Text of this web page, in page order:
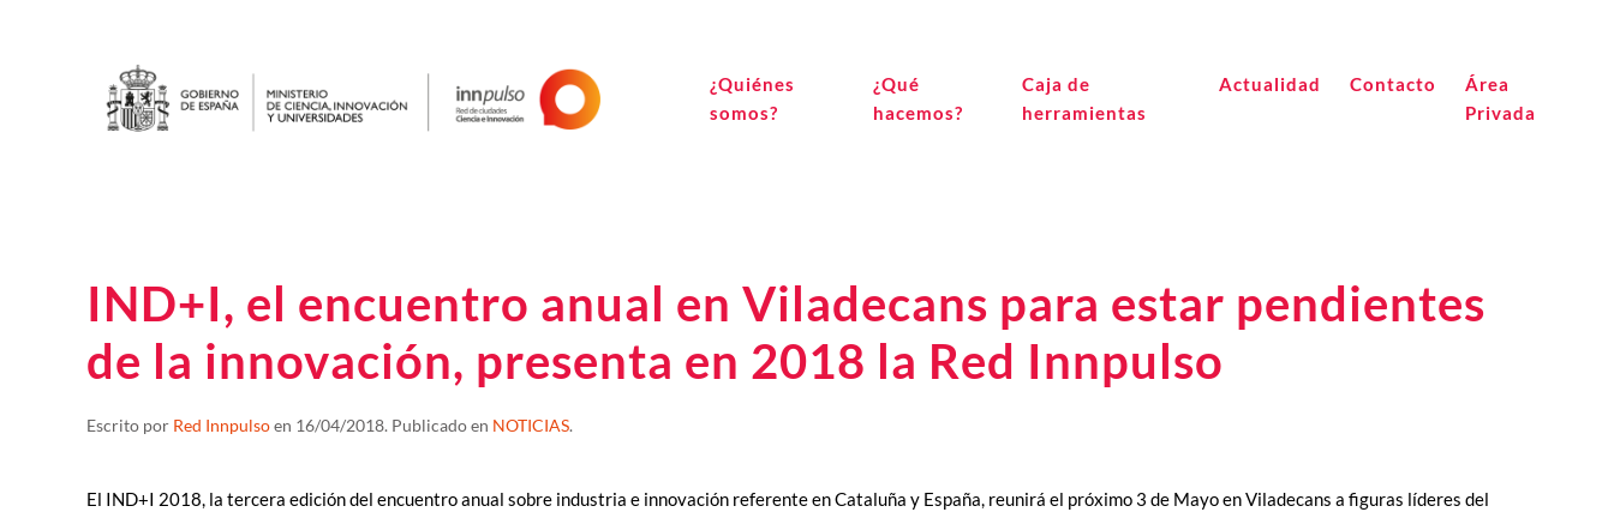
¿Quiénes
somos?
¿Qué
hacemos?
Caja de
herramientas
Actualidad Contacto
Área
Privada
IND+I, el encuentro anual en Viladecans para estar pendientes
de la innovación, presenta en 2018 la Red Innpulso
Escrito por Red Innpulsoen 16/04/2018. Publicado en NOTICIAS.
El IND+I 2018, la tercera edición del encuentro anual sobre industria e innovación referente en Cataluña y España, reunirá el próximo 3 de Mayo en Viladecans a figuras líderes del